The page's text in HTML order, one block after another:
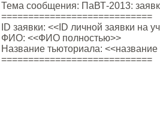
Тема сообщения: ПаВТ-2013:
============================
ID заявки: <<ID личной заявки на
ФИО: <<ФИО полностью>>
Название тьюториала:
============================